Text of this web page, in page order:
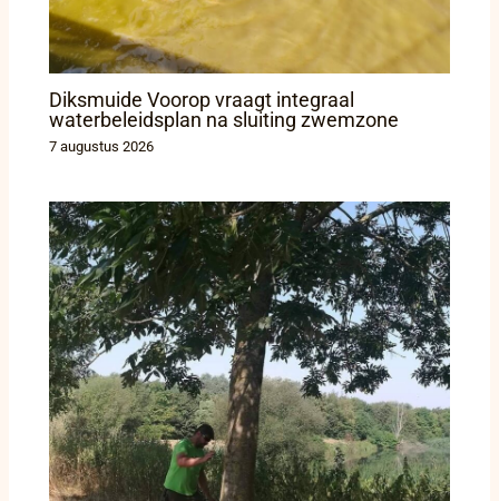
Diksmuide Voorop vraagt integraal
waterbeleidsplan na sluiting zwemzone
7 augustus 2026